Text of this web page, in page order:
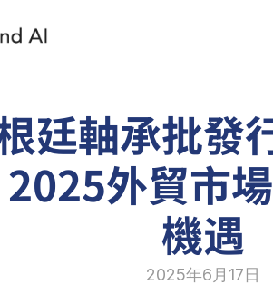
廷軸承批發
外貿市
機遇
2025年6月17日